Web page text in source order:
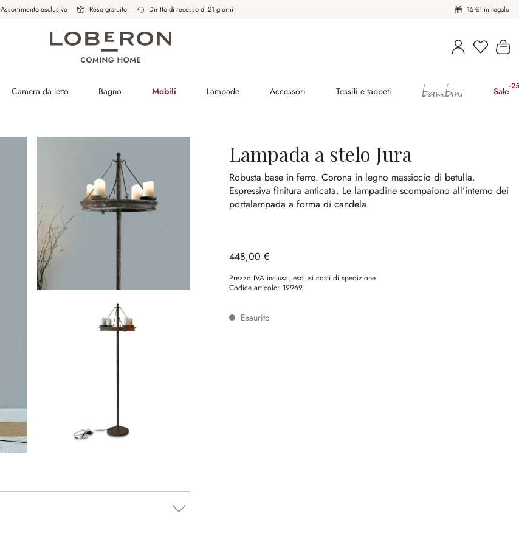
Assortimento esclusivo Reso gratuito Diritto di recesso di 21 giorni 15 €¹ in regalo
Hai 0 Il
Camera da letto Bagno Mobili Lampade Accessori Tessili e tappeti bambini Sale-
Lampada a stelo Jura
Robusta base in ferro.Corona in legno massiccio di betulla.
Espressiva finitura anticata. Le lampadine scompaiono all’interno dei
portalampada a forma di candela.
448,00 €
Prezzo IVA inclusa, esclusi costi di spedizione.
Codice articolo: 19969
Esaurito